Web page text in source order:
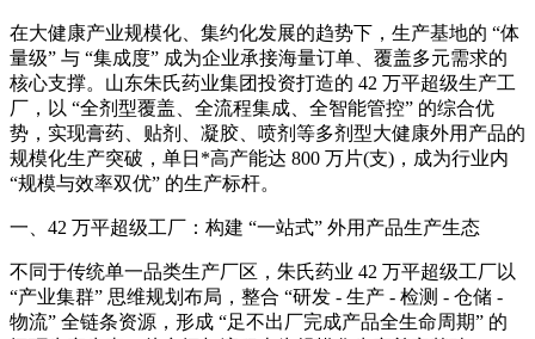
在大健康产业规模化、集约化发展的趋势下，生产基地的 “体
量级” 与 “集成度” 成为企业承接海量订单、覆盖多元需求的
核心支撑。山东朱氏药业集团投资打造的 42 万平超级生产工
厂，以 “全剂型覆盖、全流程集成、全智能管控” 的综合优
势，实现膏药、贴剂、凝胶、喷剂等多剂型大健康外用产品的
规模化生产突破，单日*高产能达 800 万片(支)，成为行业内
“规模与效率双优” 的生产标杆。
一、42 万平超级工厂：构建 “一站式” 外用产品生产生态
不同于传统单一品类生产厂区，朱氏药业 42 万平超级工厂以
“产业集群” 思维规划布局，整合 “研发 - 生产 - 检测 - 仓储 -
物流” 全链条资源，形成 “足不出厂完成产品全生命周期” 的